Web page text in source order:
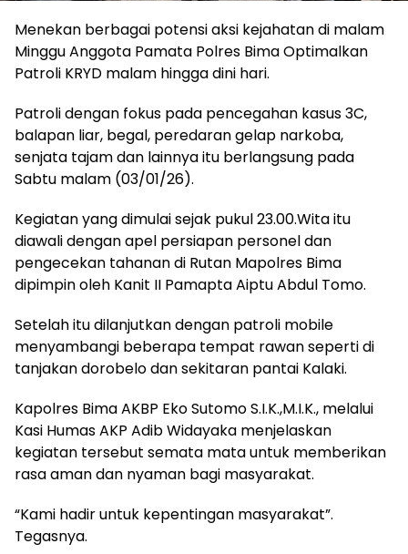
Menekan berbagai potensi aksi kejahatan di malam
Minggu Anggota Pamata Polres Bima Optimalkan
Patroli KRYD malam hingga dini hari.
Patroli dengan fokus pada pencegahan kasus 3C,
balapan liar, begal, peredaran gelap narkoba,
senjata tajam dan lainnya itu berlangsung pada
Sabtu malam (03/01/26).
Kegiatan yang dimulai sejak pukul 23.00.Wita itu
diawali dengan apel persiapan personel dan
pengecekan tahanan di Rutan Mapolres Bima
dipimpin oleh Kanit II Pamapta Aiptu Abdul Tomo.
Setelah itu dilanjutkan dengan patroli mobile
menyambangi beberapa tempat rawan seperti di
tanjakan dorobelo dan sekitaran pantai Kalaki.
Kapolres Bima AKBP Eko Sutomo S.I.K.,M.I.K., melalui
Kasi Humas AKP Adib Widayaka menjelaskan
kegiatan tersebut semata mata untuk memberikan
rasa aman dan nyaman bagi masyarakat.
“Kami hadir untuk kepentingan masyarakat”.
Tegasnya.